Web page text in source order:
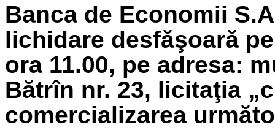
Banca de Economii
lichidare desfăşoară
ora 11.00, pe adresa:
Bătrîn nr. 23, licitaţia
comercializarea